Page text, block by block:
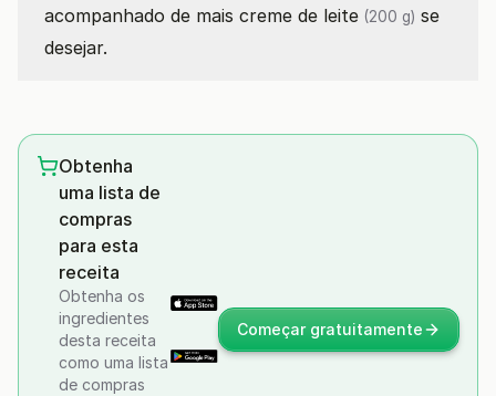
acompanhado de mais creme de leite (200 g) se
desejar.
Obtenha
uma lista de
compras
para esta
receita
Obtenha os
ingredientes
desta receita
como uma lista
de compras
Começar gratuitamente